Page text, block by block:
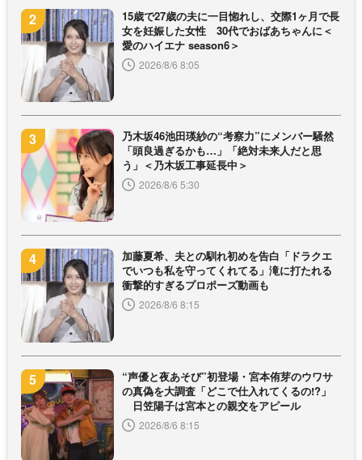
15歳で27歳の夫に一目惚れし、交際1ヶ月で長
女を妊娠した女性 30代でおばあちゃんに＜
愛のハイエナ season6＞
2026/8/6 8:05
乃木坂46池田瑛紗の“考察力”にメンバー騒然
「頭良過ぎるかも…」「絶対未来人だと思
う」＜乃木坂工事延長中＞
2026/8/6 5:30
加藤夏希、夫との馴れ初めを告白「ドラクエ
でいつも私を守ってくれてる」滝に打たれる
衝撃的すぎるプロポーズ動画も
2026/8/6 8:15
“声優と夜あそび”初登場・宮本侑芽のウワサ
の真偽を大調査「どこで仕入れてくるの!?」
日笠陽子は宮本との親交をアピール
2026/8/6 8:15